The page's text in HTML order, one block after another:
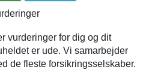
vurderinger for dig og dit
er ude. Vi samarbejder
de fleste forsikringsselskaber.